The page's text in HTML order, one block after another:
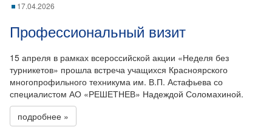
17.04.2026
Профессиональный визит
15 апреля в рамках всероссийской акции «Неделя без
турникетов» прошла встреча учащихся Красноярского
многопрофильного техникума им. В.П. Астафьева со
специалистом АО «РЕШЕТНЕВ» Надеждой Соломахиной.
подробнее »